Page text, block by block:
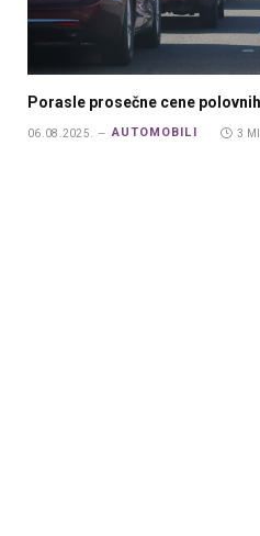
Porasle prosečne cene
06.08.2025. AUTOMOBILI 3